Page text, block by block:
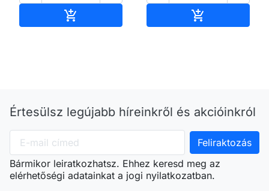
 
Értesülsz legújabb híreinkről és akcióinkról
Bármikor leiratkozhatsz. Ehhez keresd meg az
elérhetőségi adatainkat a jogi nyilatkozatban.